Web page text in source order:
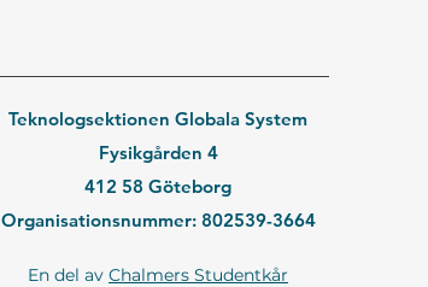
Teknologsektionen Globala System
Fysikgården 4
412 58 Göteborg
Organisationsnummer: 802539-3664
En del av Chalmers Studentkår